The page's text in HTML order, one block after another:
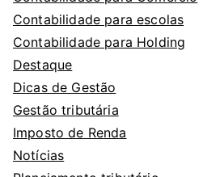
Contabilidade para escolas
Contabilidade para Holding
Destaque
Dicas de Gestão
Gestão tributária
Imposto de Renda
Notícias